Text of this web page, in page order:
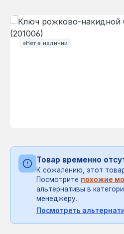
Нет в наличии
Пропустить галерею
Товар временно
К сожалению, этот
Посмотрите похожие
альтернативы в
менеджеру.
Посмотреть